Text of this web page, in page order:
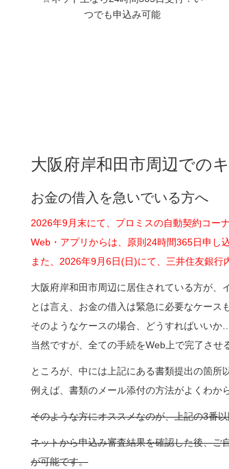
つでも申込み可能
大阪府岸和田市周辺での
お金の借入を急いでいる方へ
2026年9月末にて、プロミスの自動契約コー
Web・アプリからは、原則24時間365日申し
また、2026年9月6日(日)にて、三井住友銀行
大阪府岸和田市周辺に居住されている方が、
とは言え、お金の借入は緊急に必要なケース
そのようなケースの場合、どうすればいいか
当然ですが、全ての手続をWeb上で完了させ
ところが、中には上記にある書類提出の箇所
例えば、書類のメール添付の方法がよくわか
そのような方にオススメなのが、上記の3番
ネットから申込み審査結果を確認した後、ご
が可能です。